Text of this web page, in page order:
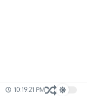
10:19:21 PM